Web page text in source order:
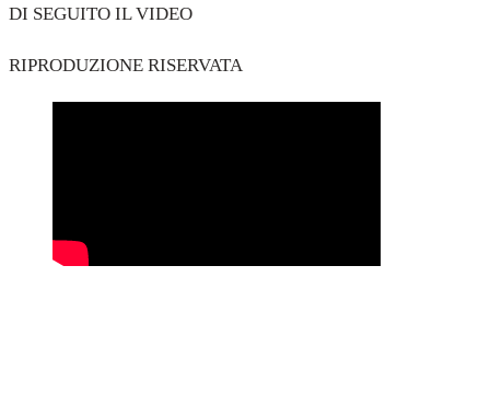
DI SEGUITO IL VIDEO
RIPRODUZIONE RISERVATA